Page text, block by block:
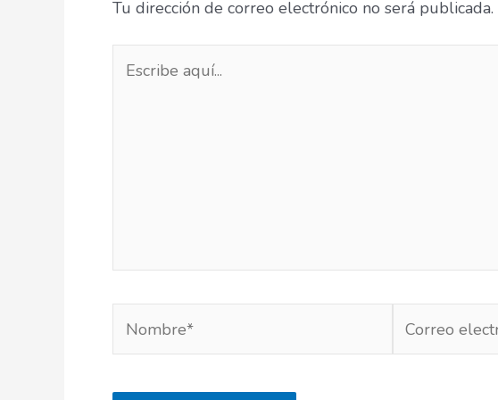
Tu dirección de correo electrónico no será publicada.
aquí...
electrónico*